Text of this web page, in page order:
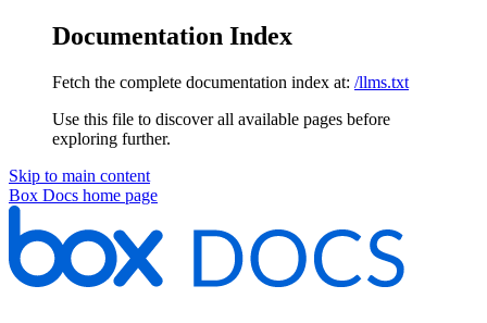
Documentation Index
Fetch the complete documentation index at: /llms.txt
Use this file to discover all available pages before
exploring further.
Skip to main content
Box Docs home page